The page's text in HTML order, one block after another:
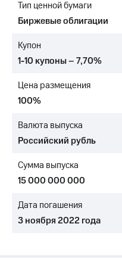
МТС
Контакты
в
регионе
и акционерам
управление
Тип ценной бумаги
Биржевые облигации
Купон
1-10 купоны – 7,70%
Цена размещения
100%
Валюта выпуска
Российский рубль
Сумма выпуска
15 000 000 000
Дата погашения
3 ноября 2022 года